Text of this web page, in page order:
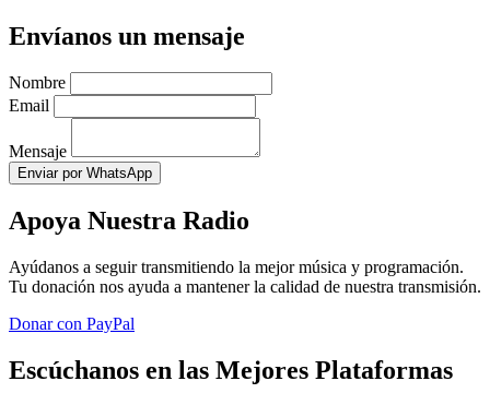
Envíanos un mensaje
Nombre
Email
Mensaje
Enviar por WhatsApp
Apoya Nuestra Radio
Ayúdanos a seguir transmitiendo la mejor música y programación.
Tu donación nos ayuda a mantener la calidad de nuestra transmisión.
Donar con PayPal
Escúchanos en las Mejores Plataformas